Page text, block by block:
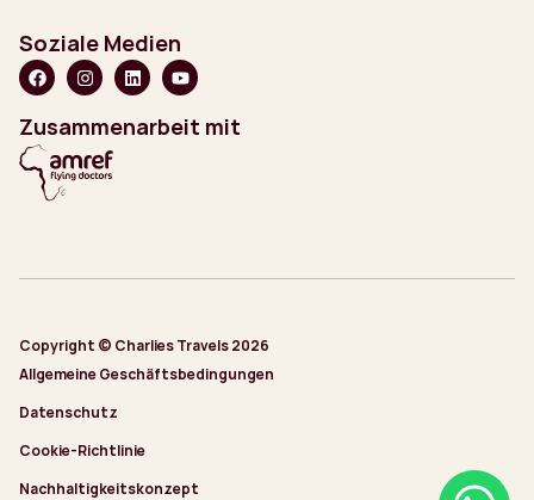
Soziale Medien
Zusammenarbeit mit
Copyright © Charlies Travels 2026
Allgemeine Geschäftsbedingungen
Datenschutz
Cookie-Richtlinie
Nachhaltigkeitskonzept